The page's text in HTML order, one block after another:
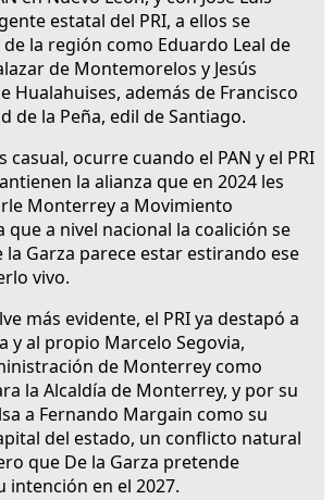
estatal del PRI, a ellos se
la región como Eduardo Leal de
de Montemorelos y Jesús
Hualahuises, además de Francisco
de la Peña, edil de Santiago.
casual, ocurre cuando el PAN y el PRI
la alianza que en 2024 les
Monterrey a Movimiento
que a nivel nacional la coalición se
Garza parece estar estirando ese
vivo.
más evidente, el PRI ya destapó a
y al propio Marcelo Segovia,
de Monterrey como
la Alcaldía de Monterrey, y por su
a Fernando Margain como su
del estado, un conflicto natural
que De la Garza pretende
intención en el 2027.